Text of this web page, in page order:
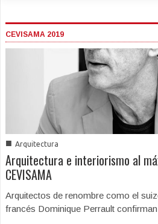
CEVISAMA 2019
■ Arquitectura
Arquitectura e interiorismo al
CEVISAMA
Arquitectos de renombre como el
francés Dominique Perrault